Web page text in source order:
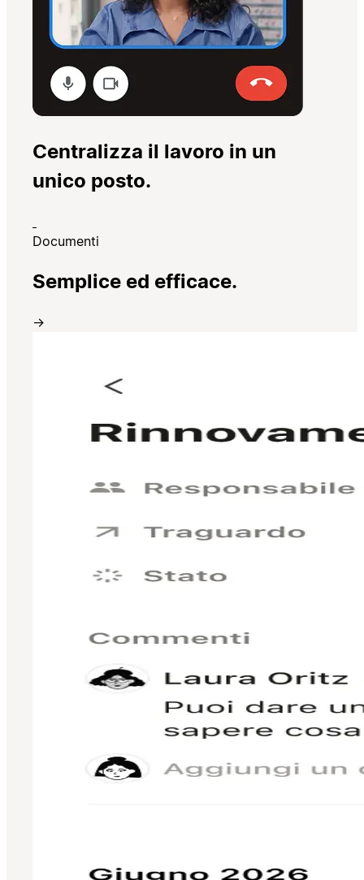
Centralizza il lavoro in un
unico posto.
Documenti
Semplice ed efficace.
→